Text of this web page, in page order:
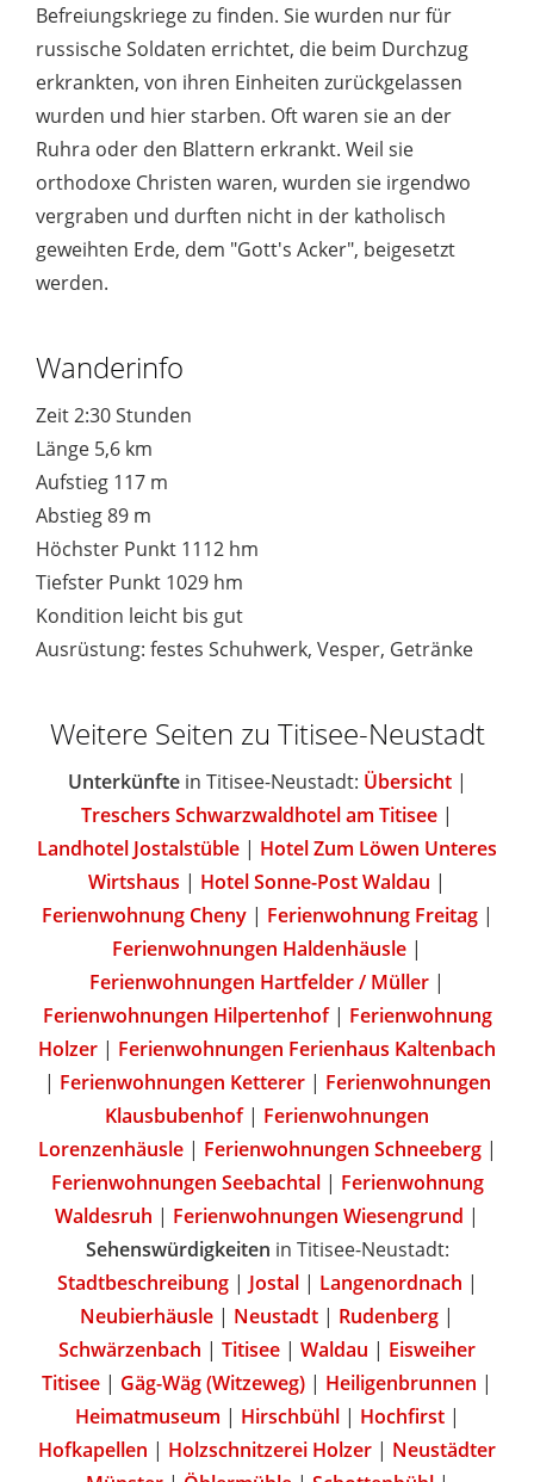
Befreiungskriege zu finden. Sie wurden nur für
russische Soldaten errichtet, die beim Durchzug
erkrankten, von ihren Einheiten zurückgelassen
wurden und hier starben. Oft waren sie an der
Ruhra oder den Blattern erkrankt. Weil sie
orthodoxe Christen waren, wurden sie irgendwo
vergraben und durften nicht in der katholisch
geweihten Erde, dem "Gott's Acker", beigesetzt
werden.
Wanderinfo
Zeit 2:30 Stunden
Länge 5,6 km
Aufstieg 117 m
Abstieg 89 m
Höchster Punkt 1112 hm
Tiefster Punkt 1029 hm
Kondition leicht bis gut
Ausrüstung: festes Schuhwerk, Vesper, Getränke
Weitere Seiten zu Titisee-Neustadt
Unterkünftein Titisee-Neustadt: Übersicht|
Treschers Schwarzwaldhotel am Titisee |
Landhotel Jostalstüble | Hotel Zum Löwen Unteres
Wirtshaus | Hotel Sonne-Post Waldau |
Ferienwohnung Cheny| Ferienwohnung Freitag|
Ferienwohnungen Haldenhäusle |
Ferienwohnungen Hartfelder / Müller |
Ferienwohnungen Hilpertenhof| Ferienwohnung
Holzer | Ferienwohnungen Ferienhaus Kaltenbach
| Ferienwohnungen Ketterer| Ferienwohnungen
Klausbubenhof| Ferienwohnungen
Lorenzenhäusle| Ferienwohnungen Schneeberg|
Ferienwohnungen Seebachtal| Ferienwohnung
Waldesruh | Ferienwohnungen Wiesengrund |
Sehenswürdigkeiten in Titisee-Neustadt:
Stadtbeschreibung| Jostal| Langenordnach |
Neubierhäusle | Neustadt | Rudenberg |
Schwärzenbach | Titisee | Waldau | Eisweiher
Titisee | Gäg-Wäg (Witzeweg) | Heiligenbrunnen |
Heimatmuseum | Hirschbühl| Hochfirst|
Hofkapellen | Holzschnitzerei Holzer | Neustädter